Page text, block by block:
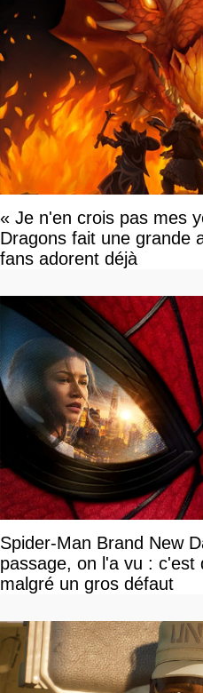
« Je n'en crois pas mes
Dragons fait une grande
fans adorent déjà
Spider-Man Brand New
passage, on l'a vu : c'est
malgré un gros défaut